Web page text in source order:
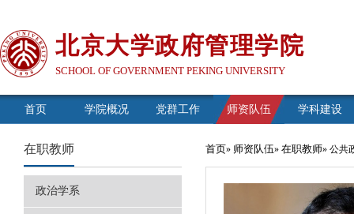
北京大学政府管理学院
SCHOOL OF GOVERNMENT PEKING UNIVERSITY
首页 学院概况 党群工作 师资队伍 学科建设
在职教师
政治学系
首页» 师资队伍» 在职教师» 公共